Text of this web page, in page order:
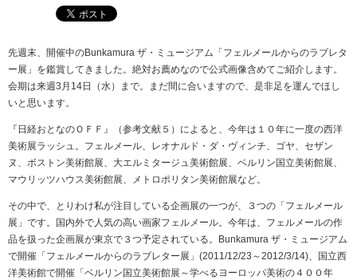
先週末、開催中のBunkamura ザ・ミュージアム「フェルメールからのラブレタ
ー展」を鑑賞してきました。絶対お薦めなので公式画像含めてご紹介します。
会期は来週3月14日（水）まで。まだ間に合いますので、是非足を運んでほし
いと思います。
『日経おとなのＯＦＦ』（参考文献５）によると、今年は１０年に一度の西洋
美術展ラッシュ。フェルメール、レオナルド・ダ・ヴィンチ、ゴヤ、セザン
ヌ、ボストン美術館展、大エルミタージュ美術館展、ベルリン国立美術館展、
マウリッツハウス美術館展、メトロポリタン美術館展など。
その中で、とりわけ私が注目している企画展の一つが、３つの「フェルメール
展」です。国内外で人気の高い画家フェルメール。今年は、フェルメールの作
品を扱った企画展が東京で３つ予定されている。Bunkamura ザ・ミュージアム
で開催「フェルメールからのラブレター展」(2011/12/23～2012/3/14)、国立西
洋美術館で開催「ベルリン国立美術館展～学べるヨーロッパ美術の４００年